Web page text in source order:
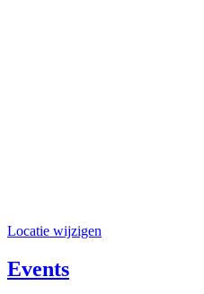
Locatie wijzigen
Events